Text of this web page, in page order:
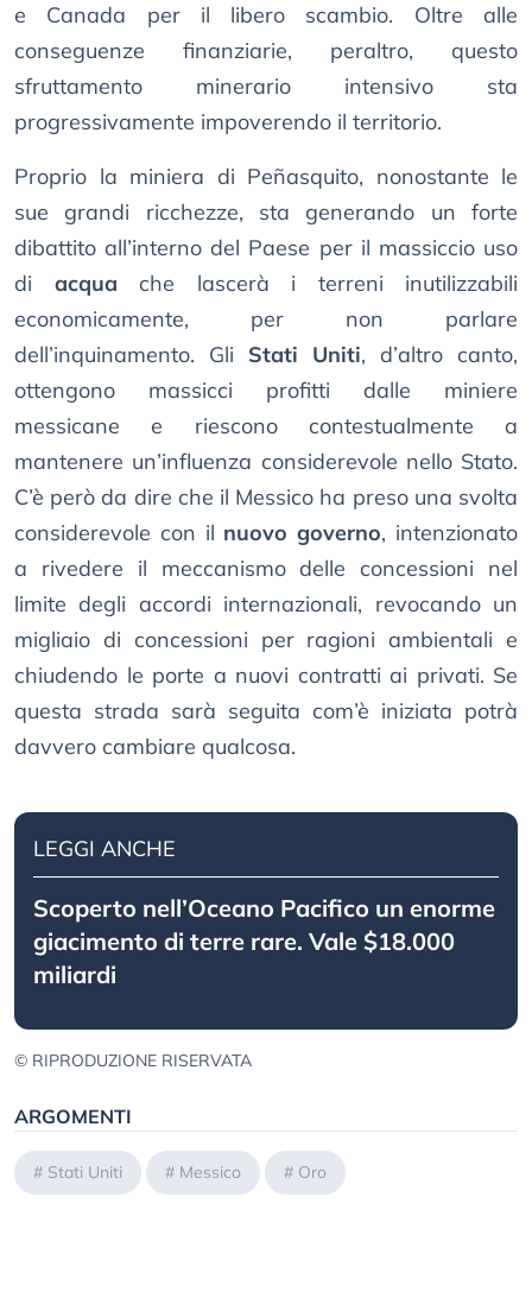
e Canada per il libero scambio. Oltre alle
conseguenze finanziarie, peraltro, questo
sfruttamento minerario intensivo sta
progressivamente impoverendo il territorio.
Proprio la miniera di Peñasquito, nonostante le
sue grandi ricchezze, sta generando un forte
dibattito all’interno del Paese per il massiccio uso
di acqua che lascerà i terreni inutilizzabili
economicamente, per non parlare
dell’inquinamento. Gli Stati Uniti, d’altro canto,
ottengono massicci profitti dalle miniere
messicane e riescono contestualmente a
mantenere un’influenza considerevole nello Stato.
C’è però da dire che il Messico ha preso una svolta
considerevole con il nuovo governo, intenzionato
a rivedere il meccanismo delle concessioni nel
limite degli accordi internazionali, revocando un
migliaio di concessioni per ragioni ambientali e
chiudendo le porte a nuovi contratti ai privati. Se
questa strada sarà seguita com’è iniziata potrà
davvero cambiare qualcosa.
LEGGI ANCHE
Scoperto nell’Oceano Pacifico un enorme
giacimento di terre rare. Vale $18.000
miliardi
© RIPRODUZIONE RISERVATA
ARGOMENTI
# Stati Uniti # Messico # Oro